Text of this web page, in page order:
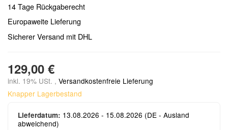
14 Tage Rückgaberecht
Europaweite Lieferung
Sicherer Versand mit DHL
129,00 €
inkl. 19% USt. , Versandkostenfreie Lieferung
Knapper Lagerbestand
Lieferdatum: 13.08.2026 - 15.08.2026 (DE - Ausland
abweichend)